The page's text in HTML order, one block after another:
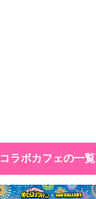
コラボカフェの一覧